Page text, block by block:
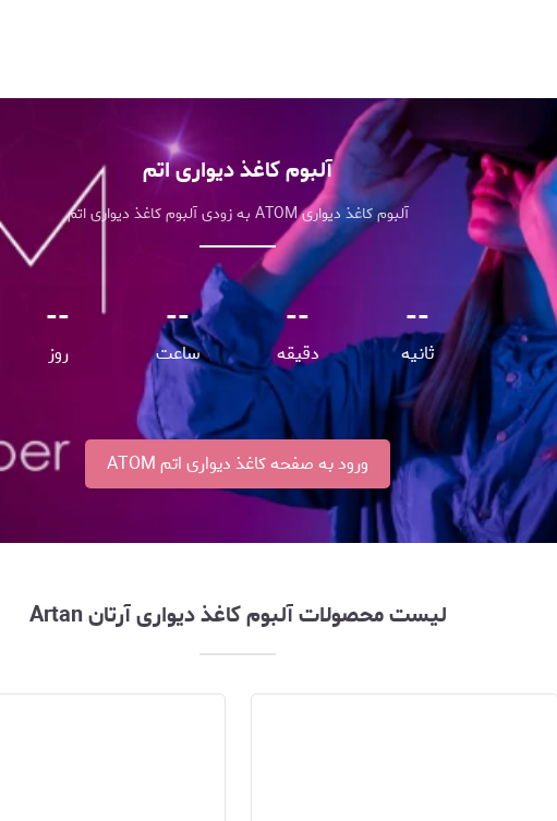
آلبوم کاغذ دیواری اتم
آلبوم کاغذ دیواری ATOM به زودی آلبوم کاغذ دیواری اتم
--
روز
--
ساعت
--
دقیقه
--
ثانیه
ورود به صفحه کاغذ دیواری اتم ATOM
لیست محصولات آلبوم کاغذ دیواری آرتان Artan